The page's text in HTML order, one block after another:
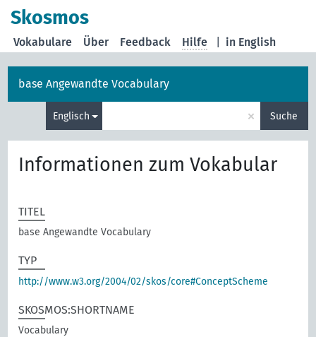
Skosmos
in English
Vokabulare Über Feedback Hilfe
base Angewandte Vocabulary
Englisch × Suche
Informationen zum Vokabular
TITEL
base Angewandte Vocabulary
TYP
http://www.w3.org/2004/02/skos/core#ConceptScheme
SKOSMOS:SHORTNAME
Vocabulary